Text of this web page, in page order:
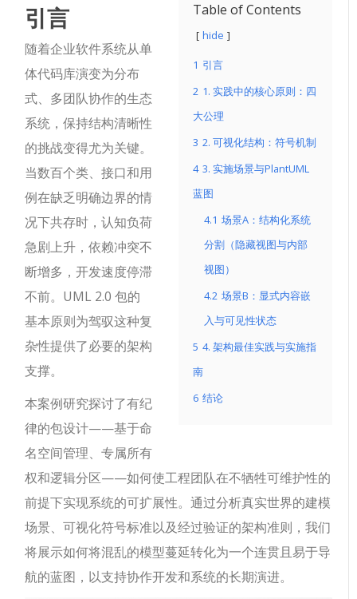
Table of Contents
hide
1 引言
2 1. 实践中的核心原则：四
大公理
3 2. 可视化结构：符号机制
4 3. 实施场景与PlantUML
蓝图
4.1 场景A：结构化系统
分割（隐藏视图与内部
视图）
4.2 场景B：显式内容嵌
入与可见性状态
5 4. 架构最佳实践与实施指
南
6 结论
引言
随着企业软件系统从单
体代码库演变为分布
式、多团队协作的生态
系统，保持结构清晰性
的挑战变得尤为关键。
当数百个类、接口和用
例在缺乏明确边界的情
况下共存时，认知负荷
急剧上升，依赖冲突不
断增多，开发速度停滞
不前。UML 2.0 包的
基本原则为驾驭这种复
杂性提供了必要的架构
支撑。
本案例研究探讨了有纪
律的包设计——基于命
名空间管理、专属所有
权和逻辑分区——如何使工程团队在不牺牲可维护性的
前提下实现系统的可扩展性。通过分析真实世界的建模
场景、可视化符号标准以及经过验证的架构准则，我们
将展示如何将混乱的模型蔓延转化为一个连贯且易于导
航的蓝图，以支持协作开发和系统的长期演进。